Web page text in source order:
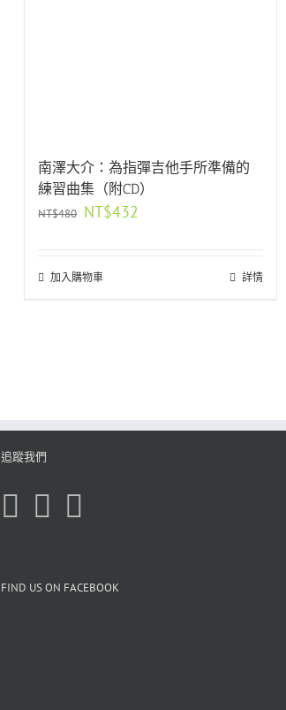
南澤大介：為指彈吉他手所準備的
練習曲集（附CD）
NT$480 原
NT$480。
NT$432
加入購物車 詳情
追蹤我們
FIND US ON FACEBOOK